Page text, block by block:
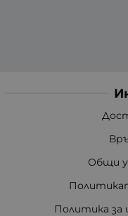
Общи
Политика за